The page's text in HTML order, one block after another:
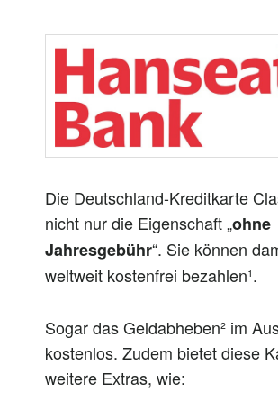
Die Deutschland-Kreditkarte
nicht nur die Eigenschaft „ohne
Jahresgebühr“. Sie können
weltweit kostenfrei bezahlen¹.
Sogar das Geldabheben² im
kostenlos. Zudem bietet diese
weitere Extras, wie: